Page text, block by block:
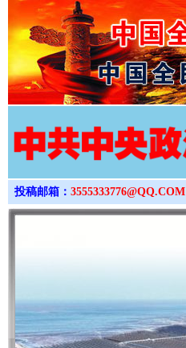
投稿邮箱： 3555333776@QQ.COM